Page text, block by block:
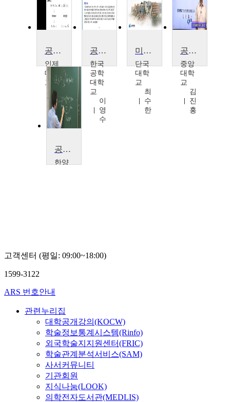
공업수학Ⅱ
인제
대학
교
김
현
철
공업수학1과 응용
한국
공학
대학
교
이
영
수
미적분학
단국
대학
교
최
수
한
공업수학 II
중앙
대학
교
김
진
홍
공업수학2
한양
고객센터 (평일: 09:00~18:00)
1599-3122
ARS 번호안내
관련누리집
대학공개강의(KOCW)
학술정보통계시스템(Rinfo)
외국학술지지원센터(FRIC)
학술관계분석서비스(SAM)
사서커뮤니티
기관회원
지식나눔(LOOK)
의학전자도서관(MEDLIS)